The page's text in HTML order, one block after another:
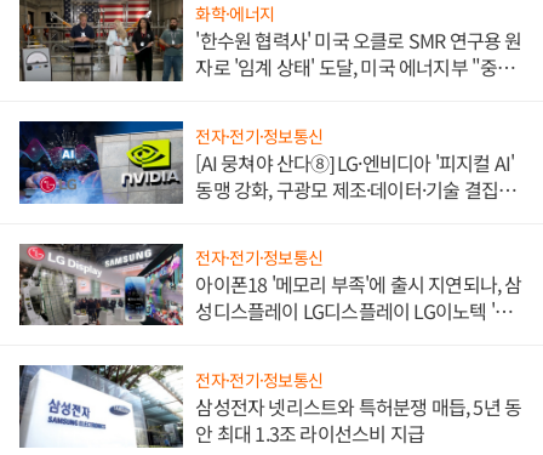
화학·에너지
'한수원 협력사' 미국 오클로 SMR 연구용 원
자로 '임계 상태' 도달, 미국 에너지부 "중요
전자·전기·정보통신
[AI 뭉쳐야 산다⑧] LG·엔비디아 '피지컬 AI'
동맹 강화, 구광모 제조·데이터·기술 결집
전자·전기·정보통신
아이폰18 '메모리 부족'에 출시 지연되나, 삼
성디스플레이 LG디스플레이 LG이노텍 '탈
전자·전기·정보통신
삼성전자 넷리스트와 특허분쟁 매듭, 5년 동
안 최대 1.3조 라이선스비 지급